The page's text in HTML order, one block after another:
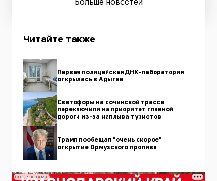
Читайте также
Первая полицейская ДНК-лаборатория
открылась в Адыгее
Светофоры на сочинской трассе
переключили на приоритет главной
дороги из-за наплыва туристов
Трамп пообещал "очень скорое"
открытие Ормузского пролива
СОЦРЕКЛАМА